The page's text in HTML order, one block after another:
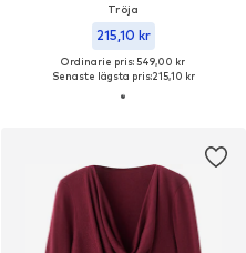
Tröja
215,10 kr
Ordinarie pris: 549,00 kr
Senaste lägsta pris:215,10 kr